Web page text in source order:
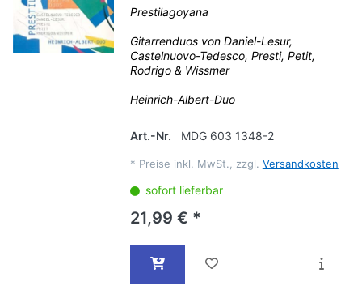
Prestilagoyana
Gitarrenduos von Daniel-Lesur,
Castelnuovo-Tedesco, Presti, Petit,
Rodrigo & Wissmer
Heinrich-Albert-Duo
Art.-Nr. MDG 603 1348-2
* Preise inkl. MwSt., zzgl. Versandkosten
sofort lieferbar
21,99 € *